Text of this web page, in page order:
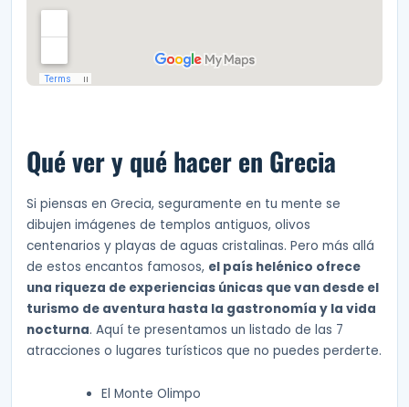
Qué ver y qué hacer en Grecia
Si piensas en Grecia, seguramente en tu mente se
dibujen imágenes de templos antiguos, olivos
centenarios y playas de aguas cristalinas. Pero más allá
de estos encantos famosos, el país helénico ofrece
una riqueza de experiencias únicas que van desde el
turismo de aventura hasta la gastronomía y la vida
nocturna. Aquí te presentamos un listado de las 7
atracciones o lugares turísticos que no puedes perderte.
El Monte Olimpo